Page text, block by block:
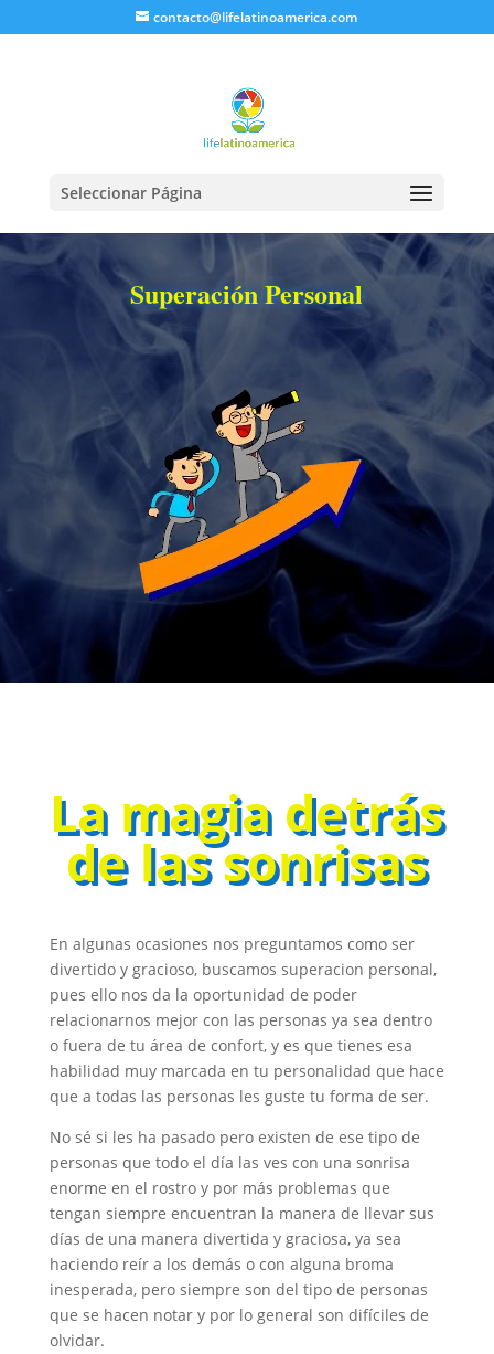
contacto@lifelatinoamerica.com
Seleccionar Página
Superación Personal
La magia detrás
de las sonrisas
En algunas ocasiones nos preguntamos como ser
divertido y gracioso, buscamos superacion personal,
pues ello nos da la oportunidad de poder
relacionarnos mejor con las personas ya sea dentro
o fuera de tu área de confort, y es que tienes esa
habilidad muy marcada en tu personalidad que hace
que a todas las personas les guste tu forma de ser.
No sé si les ha pasado pero existen de ese tipo de
personas que todo el día las ves con una sonrisa
enorme en el rostro y por más problemas que
tengan siempre encuentran la manera de llevar sus
días de una manera divertida y graciosa, ya sea
haciendo reír a los demás o con alguna broma
inesperada, pero siempre son del tipo de personas
que se hacen notar y por lo general son difíciles de
olvidar.